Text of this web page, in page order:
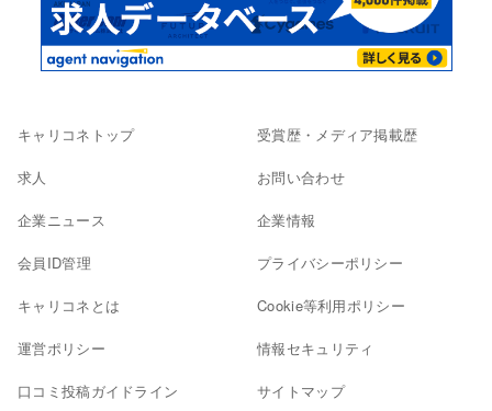
キャリコネトップ
求人
企業ニュース
会員ID管理
キャリコネとは
運営ポリシー
口コミ投稿ガイドライン
受賞歴・メディア掲載歴
お問い合わせ
企業情報
プライバシーポリシー
Cookie等利用ポリシー
情報セキュリティ
サイトマップ